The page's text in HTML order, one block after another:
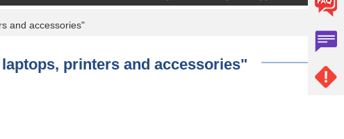
and accessories"
printers and accessories"